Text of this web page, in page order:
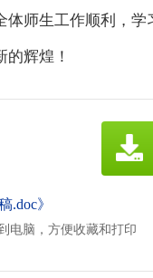
体师生工作顺利，学
的辉煌！
.doc》
电脑，方便收藏和打印